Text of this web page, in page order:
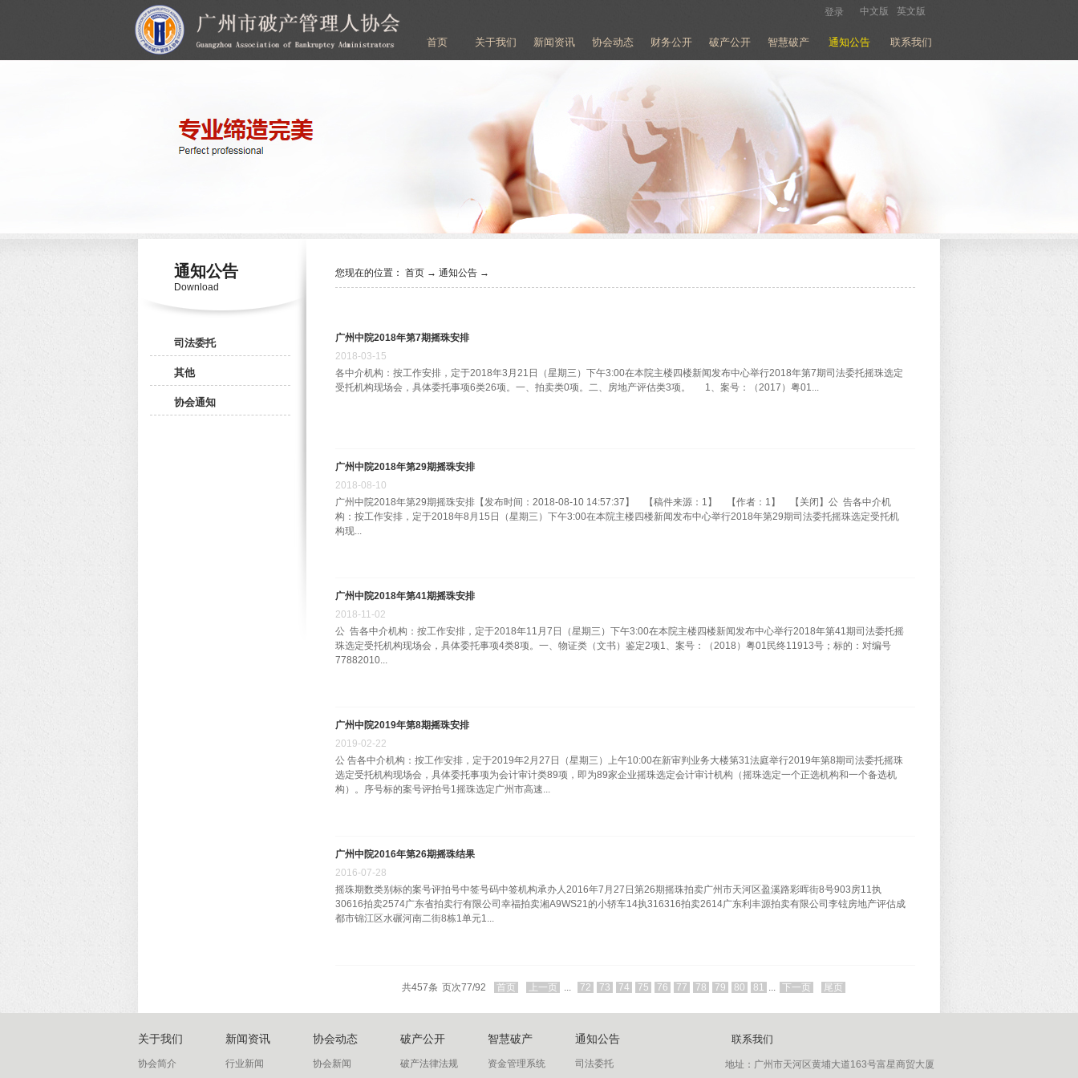
中文版 英文版
登录
首页 关于我们 新闻资讯 协会动态 财务公开 破产公开 智慧破产 通知公告 联系我们
通知公告
Download
司法委托
其他
协会通知
您现在的位置： 首页 → 通知公告 →
广州中院2018年第7期摇珠安排
各中介机构：按工作安排，定于2018年3月21日（星期三）下午3:00在本院主楼四楼新闻发布中心举行2018年第7期司法委托摇珠选定
受托机构现场会，具体委托事项6类26项。一、拍卖类0项。二、房地产评估类3项。 1、案号：（2017）粤01...
2018-03-15
广州中院2018年第29期摇珠安排
广州中院2018年第29期摇珠安排【发布时间：2018-08-10 14:57:37】 【稿件来源：1】 【作者：1】 【关闭】公 告各中介机
构：按工作安排，定于2018年8月15日（星期三）下午3:00在本院主楼四楼新闻发布中心举行2018年第29期司法委托摇珠选定受托机
构现...
2018-08-10
广州中院2018年第41期摇珠安排
公 告各中介机构：按工作安排，定于2018年11月7日（星期三）下午3:00在本院主楼四楼新闻发布中心举行2018年第41期司法委托摇
珠选定受托机构现场会，具体委托事项4类8项。一、物证类（文书）鉴定2项1、案号：（2018）粤01民终11913号；标的：对编号
77882010...
2018-11-02
广州中院2019年第8期摇珠安排
公 告各中介机构：按工作安排，定于2019年2月27日（星期三）上午10:00在新审判业务大楼第31法庭举行2019年第8期司法委托摇珠
选定受托机构现场会，具体委托事项为会计审计类89项，即为89家企业摇珠选定会计审计机构（摇珠选定一个正选机构和一个备选机
构）。序号标的案号评拍号1摇珠选定广州市高速...
2019-02-22
广州中院2016年第26期摇珠结果
摇珠期数类别标的案号评拍号中签号码中签机构承办人2016年7月27日第26期摇珠拍卖广州市天河区盈溪路彩晖街8号903房11执
30616拍卖2574广东省拍卖行有限公司幸福拍卖湘A9WS21的小轿车14执316316拍卖2614广东利丰源拍卖有限公司李铉房地产评估成
都市锦江区水碾河南二街8栋1单元1...
2016-07-28
共457条 页次77/92 首页 上一页 ... 72 73 74 75 76 77 78 79 80 81 ... 下一页 尾页
关于我们
协会简介
新闻资讯
行业新闻
协会动态
协会新闻
破产公开
破产法律法规
智慧破产
资金管理系统
通知公告
司法委托
联系我们
地址： 广州市天河区黄埔大道163号富星商贸大厦